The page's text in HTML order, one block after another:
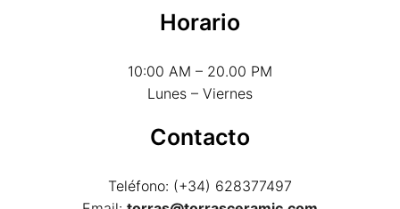
Horario
10:00 AM – 20.00 PM
Lunes – Viernes
Contacto
Teléfono: (+34) 628377497